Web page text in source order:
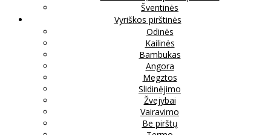
Šventinės
Vyriškos pirštinės
Odinės
Kailinės
Bambukas
Angora
Megztos
Slidinėjimo
Žvejybai
Vairavimo
Be pirštų